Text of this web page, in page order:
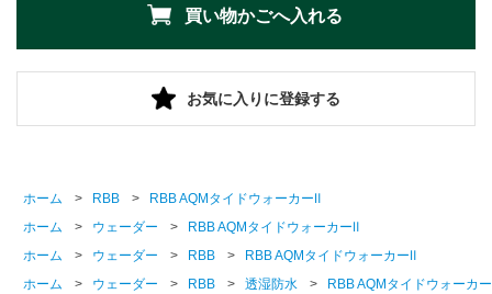
お気に入りに登録する
ホーム > RBB >
RBB AQMタイドウォーカーⅡ
ホーム
> ウェーダー >
RBB AQMタイドウォーカーⅡ
ホーム
> ウェーダー > RBB >
RBB AQMタイドウォーカーⅡ
ホーム
> ウェーダー > RBB > 透湿防水 >
RBB AQMタイドウォーカ